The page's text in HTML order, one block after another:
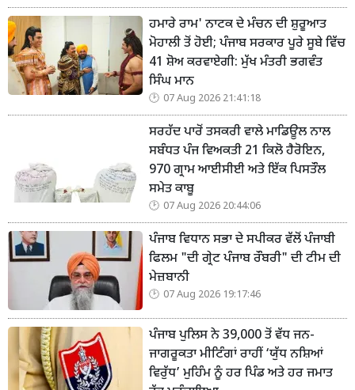
ਹਮਾਰੇ ਰਾਮ' ਨਾਟਕ ਦੇ ਮੰਚਨ ਦੀ ਸ਼ੁਰੂਆਤ
ਮੋਹਾਲੀ ਤੋਂ ਹੋਈ; ਪੰਜਾਬ ਸਰਕਾਰ ਪੂਰੇ ਸੂਬੇ ਵਿੱਚ
41 ਸ਼ੋਅ ਕਰਵਾਏਗੀ: ਮੁੱਖ ਮੰਤਰੀ ਭਗਵੰਤ
ਸਿੰਘ ਮਾਨ
07 Aug 2026 21:41:18
ਸਰਹੱਦ ਪਾਰੋਂ ਤਸਕਰੀ ਵਾਲੇ ਮਾਡਿਊਲ ਨਾਲ
ਸਬੰਧਤ ਪੰਜ ਵਿਅਕਤੀ 21 ਕਿਲੋ ਹੈਰੋਇਨ,
970 ਗ੍ਰਾਮ ਆਈਸੀਈ ਅਤੇ ਇੱਕ ਪਿਸਤੌਲ
ਸਮੇਤ ਕਾਬੂ
07 Aug 2026 20:44:06
ਪੰਜਾਬ ਵਿਧਾਨ ਸਭਾ ਦੇ ਸਪੀਕਰ ਵੱਲੋਂ ਪੰਜਾਬੀ
ਫਿਲਮ "ਦੀ ਗ੍ਰੇਟ ਪੰਜਾਬ ਰੌਬਰੀ" ਦੀ ਟੀਮ ਦੀ
ਮੇਜ਼ਬਾਨੀ
07 Aug 2026 19:17:46
ਪੰਜਾਬ ਪੁਲਿਸ ਨੇ 39,000 ਤੋਂ ਵੱਧ ਜਨ-
ਜਾਗਰੂਕਤਾ ਮੀਟਿੰਗਾਂ ਰਾਹੀਂ ‘ਯੁੱਧ ਨਸ਼ਿਆਂ
ਵਿਰੁੱਧ’ ਮੁਹਿੰਮ ਨੂੰ ਹਰ ਪਿੰਡ ਅਤੇ ਹਰ ਜਮਾਤ